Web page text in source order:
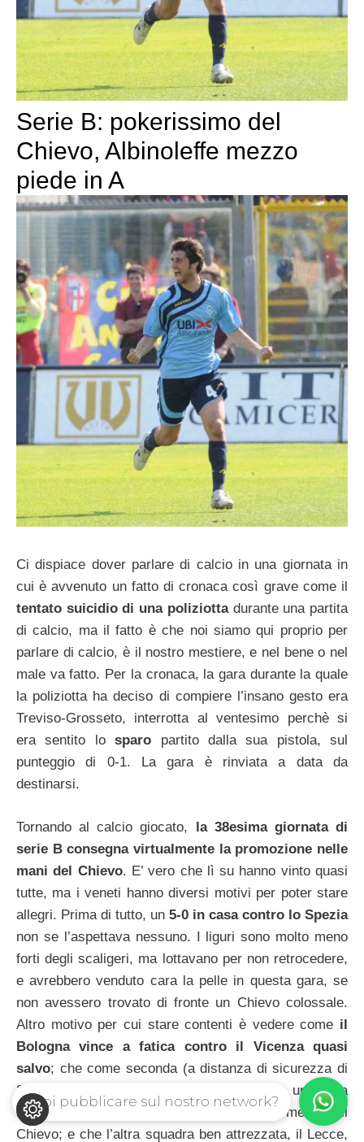
Serie B: pokerissimo del
Chievo, Albinoleffe mezzo
piede in A
Ci dispiace dover parlare di calcio in una giornata in
cui è avvenuto un fatto di cronaca così grave come il
tentato suicidio di una poliziottadurante una partita
di calcio, ma il fatto è che noi siamo qui proprio per
parlare di calcio, è il nostro mestiere, e nel bene o nel
male va fatto. Per la cronaca, la gara durante la quale
la poliziotta ha deciso di compiere l’insano gesto era
Treviso-Grosseto, interrotta al ventesimo perchè si
era sentito losparo partito dalla sua pistola, sul
punteggio di 0-1. La gara è rinviata a data da
destinarsi.
Tornando al calcio giocato, la 38esima giornata di
serie B consegna virtualmente la promozione nelle
mani del Chievo. E’ vero che lì su hanno vinto quasi
tutte, ma i veneti hanno diversi motivi per poter stare
allegri. Prima di tutto, un 5-0 in casa contro lo Spezia
non se l’aspettava nessuno. I liguri sono molto meno
forti degli scaligeri, ma lottavano per non retrocedere,
e avrebbero venduto cara la pelle in questa gara, se
non avessero trovato di fronte un Chievo colossale.
Altro motivo per cui stare contenti è vedere come il
Bologna vince a fatica contro il Vicenza quasi
salvo; che come seconda (a distanza di sicurezza di
3 punti) c’è l’Albinoleffe, che sta passando un’ottima
annata, ma non ha gli effettivi che può permettersi il
Chievo; e che l’altra squadra ben attrezzata, il Lecce,
Vuoi pubblicare sul nostro network?